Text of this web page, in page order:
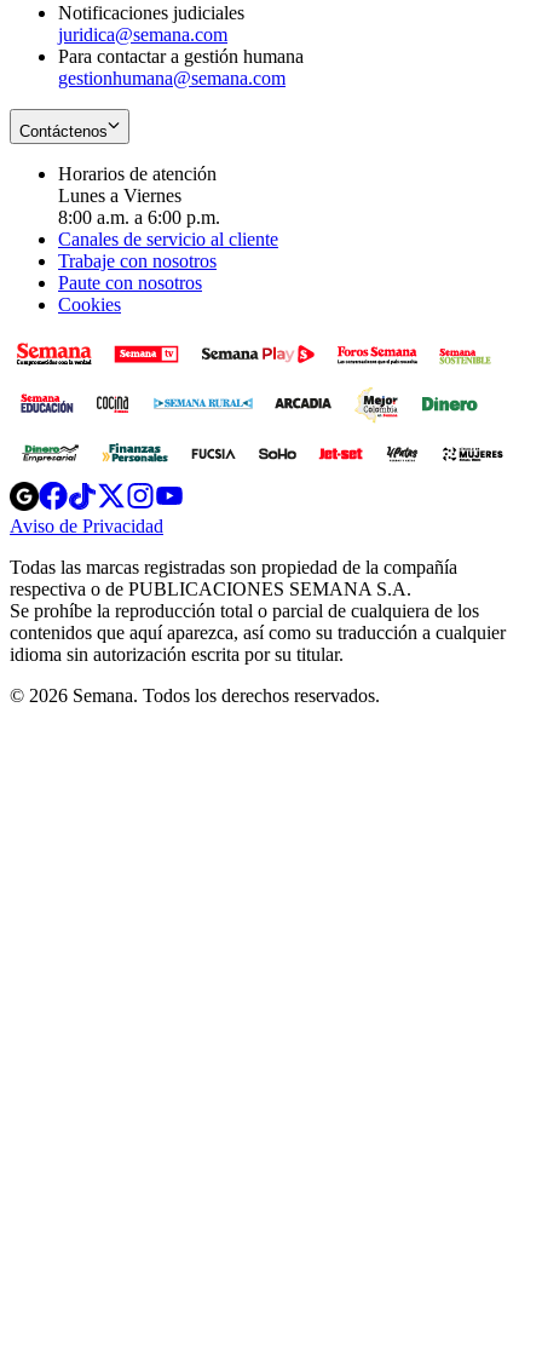
Notificaciones judiciales
juridica@semana.com
Para contactar a gestión humana
gestionhumana@semana.com
Contáctenos
Horarios de atención
Lunes a Viernes
8:00 a.m. a 6:00 p.m.
Canales de servicio al cliente
Trabaje con nosotros
Paute con nosotros
Cookies
Opens
in
new
Opens
in
new
Opens
in
new
window
Opens
new
windowwindow
Aviso de Privacidad
new
window
Todas las marcas registradas son propiedad de la compañía
respectiva o de PUBLICACIONES SEMANA S.A.
Se prohíbe la reproducción total o parcial de cualquiera de los
contenidos que aquí aparezca, así como su traducción a cualquier
idioma sin autorización escrita por su titular.
© 2026 Semana. Todos los derechos reservados.